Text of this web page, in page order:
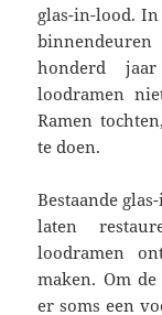
glas-in-lood.
honderd
loodramen
Ramen
te doen.
Bestaande
laten
loodramen
maken. Om
er soms een